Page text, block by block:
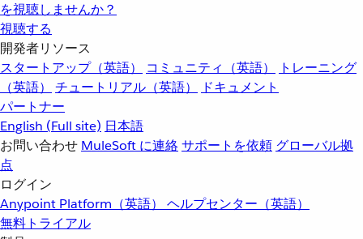
を視聴しませんか？
視聴する
開発者リソース
スタートアップ（英語）
コミュニティ（英語）
トレーニング
（英語）
チュートリアル（英語）
ドキュメント
パートナー
English (Full site) 日本語
お問い合わせ MuleSoft に連絡サポートを依頼 グローバル拠
点
ログイン
Anypoint Platform（英語） ヘルプセンター（英語）
無料トライアル